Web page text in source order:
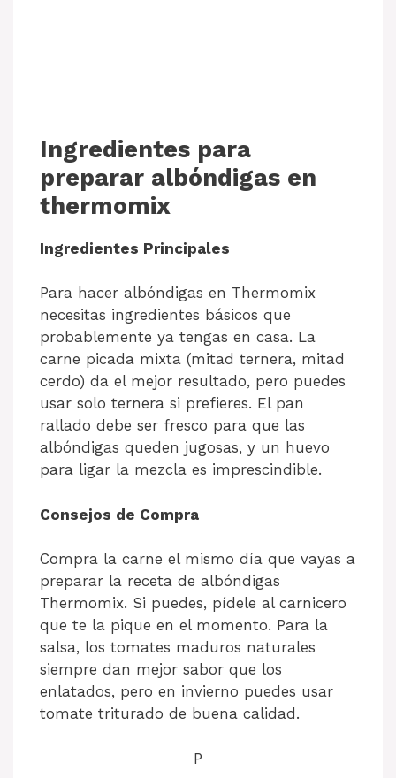
Ingredientes para
preparar albóndigas en
thermomix
Ingredientes Principales
Para hacer albóndigas en Thermomix
necesitas ingredientes básicos que
probablemente ya tengas en casa. La
carne picada mixta (mitad ternera, mitad
cerdo) da el mejor resultado, pero puedes
usar solo ternera si prefieres. El pan
rallado debe ser fresco para que las
albóndigas queden jugosas, y un huevo
para ligar la mezcla es imprescindible.
Consejos de Compra
Compra la carne el mismo día que vayas a
preparar la receta de albóndigas
Thermomix. Si puedes, pídele al carnicero
que te la pique en el momento. Para la
salsa, los tomates maduros naturales
siempre dan mejor sabor que los
enlatados, pero en invierno puedes usar
tomate triturado de buena calidad.
P